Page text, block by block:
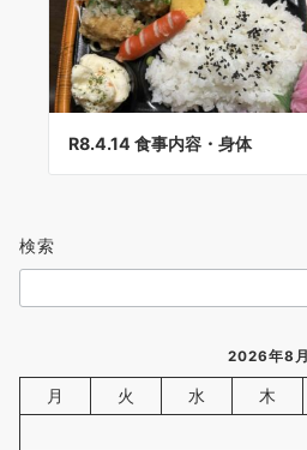
R8.4.14 食事内容・身体
検索
2026年8月
月 火 水 木